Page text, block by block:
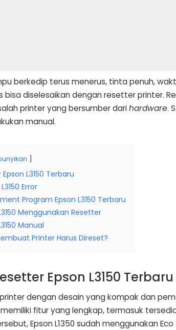
berkedip terus menerus, tinta penuh,
bisa diselesaikan dengan resetter printer.
printer yang bersumber darihardware.
manual.
L3150 Terbaru
Error
Program Epson L3150 Terbaru
Menggunakan Resetter
Manual
Printer Harus Direset?
Epson L3150 Terbaru
printer dengan desain yang kompak dan
memiliki fitur yang lengkap, termasuk
Epson L1350 sudah menggunakan